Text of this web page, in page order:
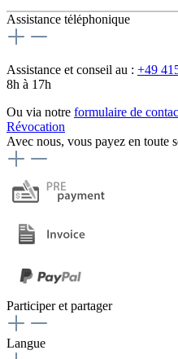
Assistance téléphonique
Assistance et conseil au : +49
8h à 17h
Ou via notre formulaire de
Révocation
Avec nous, vous payez en toute
Participer et partager
Langue